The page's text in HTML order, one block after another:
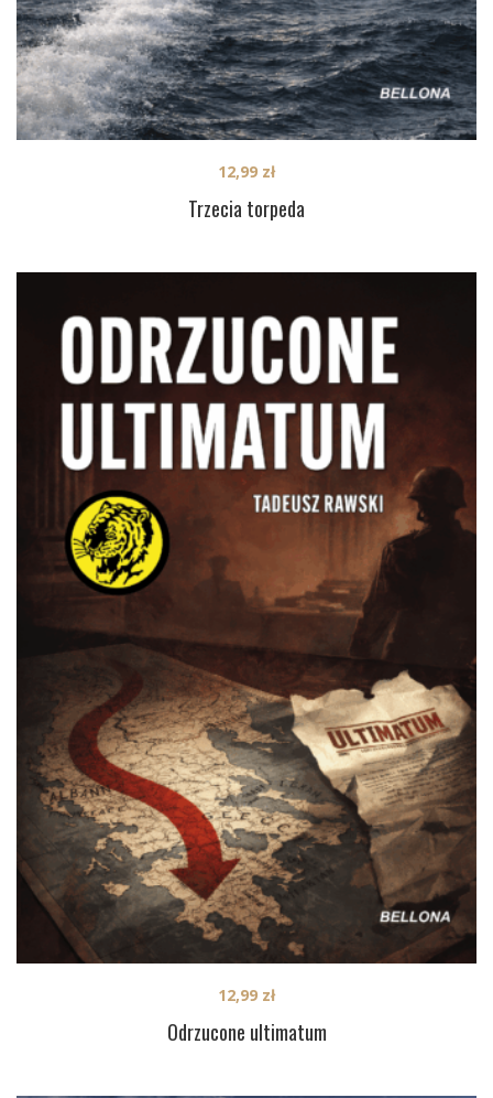
Trzecia torpeda
12,99 zł
Odrzucone ultimatum
12,99 zł